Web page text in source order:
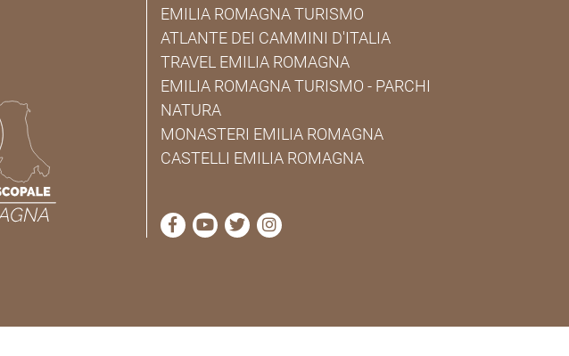
EMILIA ROMAGNA TURISMO
ATLANTE DEI CAMMINI D'ITALIA
TRAVEL EMILIA ROMAGNA
EMILIA ROMAGNA TURISMO - PARCHI
NATURA
MONASTERI EMILIA ROMAGNA
CASTELLI EMILIA ROMAGNA
visita la pagina Facebook di Cammini Emilia-Romagna
visita la pagina YouTube di Cammini Emilia-
visita la pagina Twitter di Cammini Emilia-
visita la pagina Instagram di Cammini